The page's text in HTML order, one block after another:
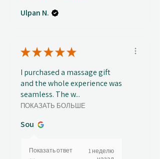
Ulpan N.
★★★★★
I purchased a massage gift
and the whole experience was
seamless. The w...
ПОКАЗАТЬ БОЛЬШЕ
Sou
Показать ответ
1 неделю